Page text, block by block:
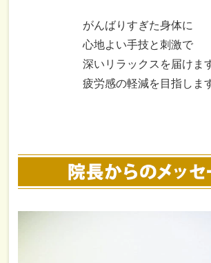
がんばりすぎた身体に
心地よい手技と刺激で
深いリラックスを届けま
疲労感の軽減を目指しま